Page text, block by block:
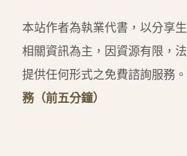
本站作者為執業代書，以分享
相關資訊為主，因資源有限，
提供任何形式之免費諮詢服務。
務（前五分鐘）